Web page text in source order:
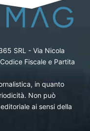
SRL - Via Nicola
Fiscale e Partita
in quanto
Non può
ai sensi della